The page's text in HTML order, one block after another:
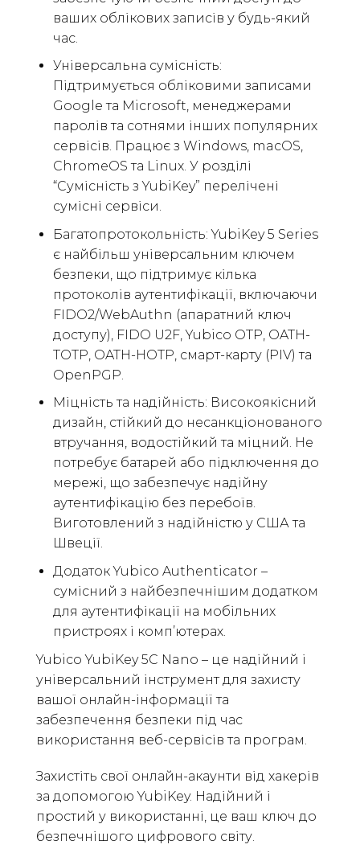
ваших облікових записів у будь-який
час.
Універсальна сумісність:
Підтримується обліковими записами
Google та Microsoft, менеджерами
паролів та сотнями інших популярних
сервісів. Працює з Windows, macOS,
ChromeOS та Linux. У розділі
“Сумісність з YubiKey” перелічені
сумісні сервіси.
Багатопротокольність: YubiKey 5 Series
є найбільш універсальним ключем
безпеки, що підтримує кілька
протоколів аутентифікації, включаючи
FIDO2/WebAuthn (апаратний ключ
доступу), FIDO U2F, Yubico OTP, OATH-
TOTP, OATH-HOTP, смарт-карту (PIV) та
OpenPGP.
Міцність та надійність: Високоякісний
дизайн, стійкий до несанкціонованого
втручання, водостійкий та міцний. Не
потребує батарей або підключення до
мережі, що забезпечує надійну
аутентифікацію без перебоїв.
Виготовлений з надійністю у США та
Швеції.
Додаток Yubico Authenticator –
сумісний з найбезпечнішим додатком
для аутентифікації на мобільних
пристроях і комп’ютерах.
Yubico YubiKey 5С Nano – це надійний і
універсальний інструмент для захисту
вашої онлайн-інформації та
забезпечення безпеки під час
використання веб-сервісів та програм.
Захистіть свої онлайн-акаунти від хакерів
за допомогою YubiKey. Надійний і
простий у використанні, це ваш ключ до
безпечнішого цифрового світу.